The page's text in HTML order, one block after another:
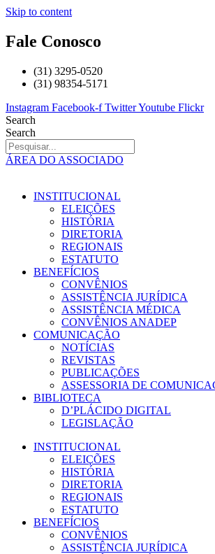
Skip to content
Fale Conosco
(31) 3295-0520
(31) 98354-5171
Instagram Facebook-f TwitterYoutube Flickr
Search
Search
ÁREA DO ASSOCIADO
INSTITUCIONAL
ELEIÇÕES
HISTÓRIA
DIRETORIA
REGIONAIS
ESTATUTO
BENEFÍCIOS
CONVÊNIOS
ASSISTÊNCIA JURÍDICA
ASSISTÊNCIA MÉDICA
CONVÊNIOS ANADEP
COMUNICAÇÃO
NOTÍCIAS
REVISTAS
PUBLICAÇÕES
ASSESSORIA DE
BIBLIOTECA
D’PLÁCIDO DIGITAL
LEGISLAÇÃO
INSTITUCIONAL
ELEIÇÕES
HISTÓRIA
DIRETORIA
REGIONAIS
ESTATUTO
BENEFÍCIOS
CONVÊNIOS
ASSISTÊNCIA JURÍDICA